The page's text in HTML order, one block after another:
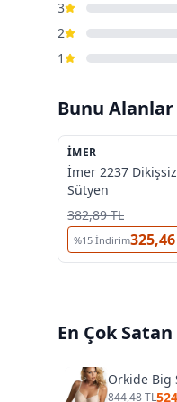
3
2
1
Bunu Alanlar
%31
İMER
İmer 2237
Sütyen
382,89 TL
%15 İndirim
En Çok Satan
Orkide Big
844,48 TL